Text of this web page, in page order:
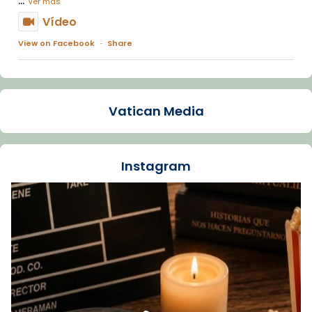
Vídeo
View on Facebook · Share
Arquebisbat de Barcelona
La Carmina va patir depressió. Fa gairebé
dos mesos, a l'Estadi Lluís Companys, la
Recupera l'entrevista comp
Vatican
tican News 👇
www.vaticannews.va/es/iglesia/news/2026-
07/carmina-historia-depresion-papa-viaje-
espana-testimoni...
Foto
Vatican Media
Instagram